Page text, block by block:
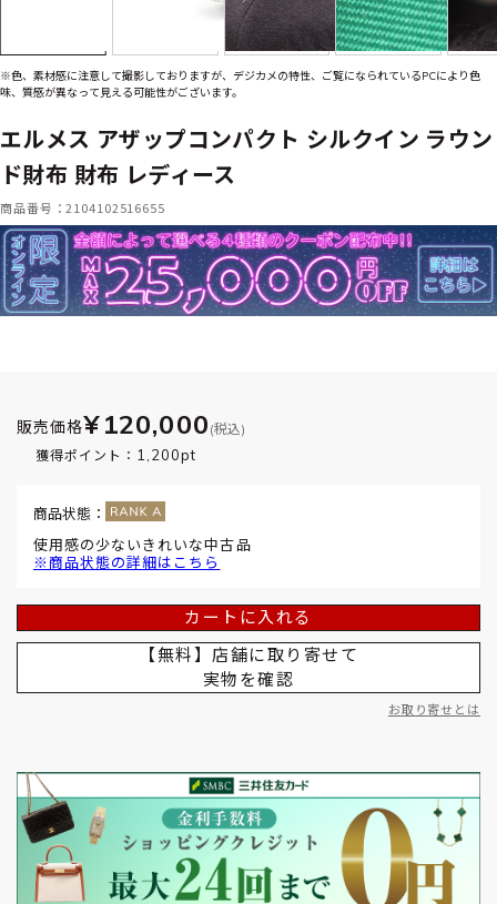
※色、素材感に注意して撮影しておりますが、デジカメの特性、ご覧になられているPCにより色
味、質感が異なって見える可能性がございます。
エルメス アザップコンパクト シルクイン ラウン
ド財布 財布 レディース
商品番号：2104102516655
販売価格¥120,000 (税込)
獲得ポイント： 1,200pt
商品状態：
使用感の少ないきれいな中古品
※商品状態の詳細はこちら
カートに入れる
【無料】店舗に取り寄せて
実物を確認
お取り寄せとは